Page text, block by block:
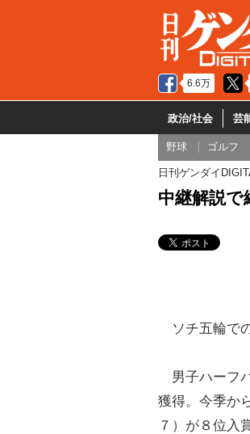
6.6万
政治/社会 芸
野球 ゴルフ
日刊ゲンダイ
中継解説で
ソチ五輪で
男子ハーフ
獲得。今季か
７）が８位入